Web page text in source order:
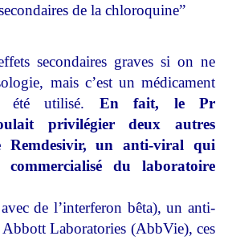
de la chloroquine”
secondaires graves si on ne
mais c’est un médicament
été utilisé. En fait, le Pr
privilégier deux autres
Remdesivir, un anti-viral qui
commercialisé du laboratoire
de l’interferon bêta), un anti-
Laboratories (AbbVie), ces